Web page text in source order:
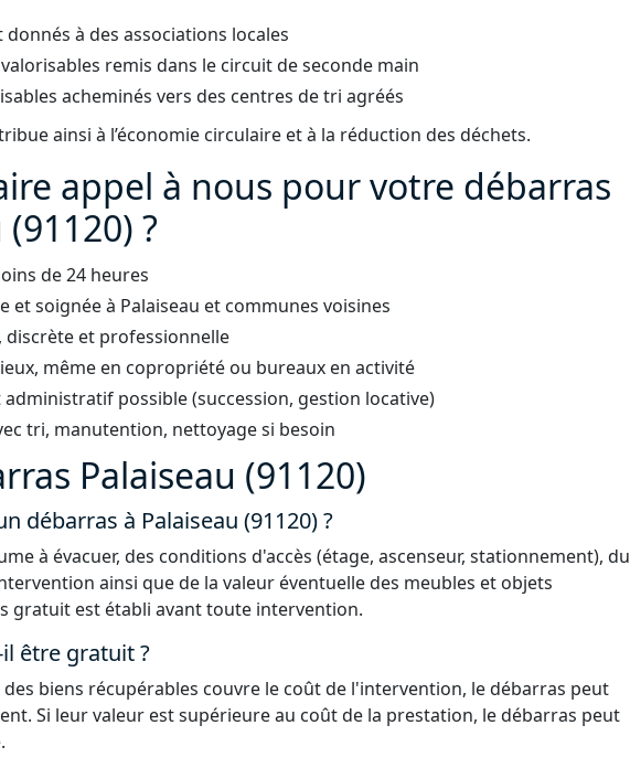
à des associations locales
remis dans le circuit de seconde main
acheminés vers des centres de tri agréés
ainsi à l’économie circulaire et à la réduction des déchets.
appel à nous pour votre débarras
?
de 24 heures
et soignée à Palaiseau et communes voisines
discrète et professionnelle
même en copropriété ou bureaux en activité
possible (succession, gestion locative)
tri, manutention, nettoyage si besoin
Palaiseau (91120)
débarras à Palaiseau (91120) ?
à évacuer, des conditions d'accès (étage, ascenseur, stationnement), du
ainsi que de la valeur éventuelle des meubles et objets
gratuit est établi avant toute intervention.
être gratuit ?
des biens récupérables couvre le coût de l'intervention, le débarras peut
Si leur valeur est supérieure au coût de la prestation, le débarras peut